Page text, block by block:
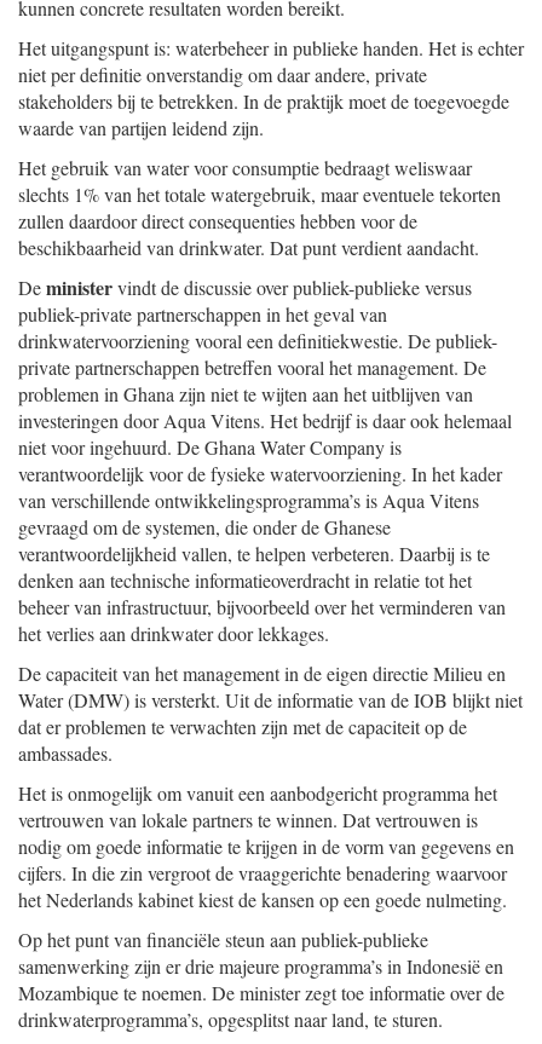
kunnen concrete resultaten worden bereikt.
Het uitgangspunt is: waterbeheer in publieke handen. Het is echter
niet per definitie onverstandig om daar andere, private
stakeholders bij te betrekken. In de praktijk moet de toegevoegde
waarde van partijen leidend zijn.
Het gebruik van water voor consumptie bedraagt weliswaar
slechts 1% van het totale watergebruik, maar eventuele tekorten
zullen daardoor direct consequenties hebben voor de
beschikbaarheid van drinkwater. Dat punt verdient aandacht.
Deministervindt de discussie over publiek-publieke versus
publiek-private partnerschappen in het geval van
drinkwatervoorziening vooral een definitiekwestie. De publiek-
private partnerschappen betreffen vooral het management. De
problemen in Ghana zijn niet te wijten aan het uitblijven van
investeringen door Aqua Vitens. Het bedrijf is daar ook helemaal
niet voor ingehuurd. De Ghana Water Company is
verantwoordelijk voor de fysieke watervoorziening. In het kader
van verschillende ontwikkelingsprogramma’s is Aqua Vitens
gevraagd om de systemen, die onder de Ghanese
verantwoordelijkheid vallen, te helpen verbeteren. Daarbij is te
denken aan technische informatieoverdracht in relatie tot het
beheer van infrastructuur, bijvoorbeeld over het verminderen van
het verlies aan drinkwater door lekkages.
De capaciteit van het management in de eigen directie Milieu en
Water (DMW) is versterkt. Uit de informatie van de IOB blijkt niet
dat er problemen te verwachten zijn met de capaciteit op de
ambassades.
Het is onmogelijk om vanuit een aanbodgericht programma het
vertrouwen van lokale partners te winnen. Dat vertrouwen is
nodig om goede informatie te krijgen in de vorm van gegevens en
cijfers. In die zin vergroot de vraaggerichte benadering waarvoor
het Nederlands kabinet kiest de kansen op een goede nulmeting.
Op het punt van financiële steun aan publiek-publieke
samenwerking zijn er drie majeure programma’s in Indonesië en
Mozambique te noemen. De minister zegt toe informatie over de
drinkwaterprogramma’s, opgesplitst naar land, te sturen.